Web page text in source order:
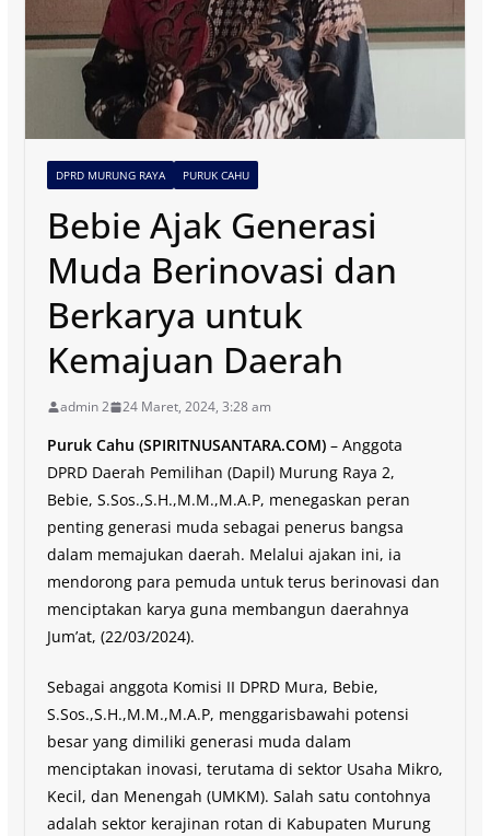
DPRD MURUNG RAYA PURUK CAHU
Bebie Ajak Generasi
Muda Berinovasi dan
Berkarya untuk
Kemajuan Daerah
admin 2 24 Maret, 2024, 3:28 am
Puruk Cahu (SPIRITNUSANTARA.COM)– Anggota
DPRD Daerah Pemilihan (Dapil) Murung Raya 2,
Bebie, S.Sos.,S.H.,M.M.,M.A.P, menegaskan peran
penting generasi muda sebagai penerus bangsa
dalam memajukan daerah. Melalui ajakan ini, ia
mendorong para pemuda untuk terus berinovasi dan
menciptakan karya guna membangun daerahnya
Jum’at, (22/03/2024).
Sebagai anggota Komisi II DPRD Mura, Bebie,
S.Sos.,S.H.,M.M.,M.A.P, menggarisbawahi potensi
besar yang dimiliki generasi muda dalam
menciptakan inovasi, terutama di sektor Usaha Mikro,
Kecil, dan Menengah (UMKM). Salah satu contohnya
adalah sektor kerajinan rotan di Kabupaten Murung